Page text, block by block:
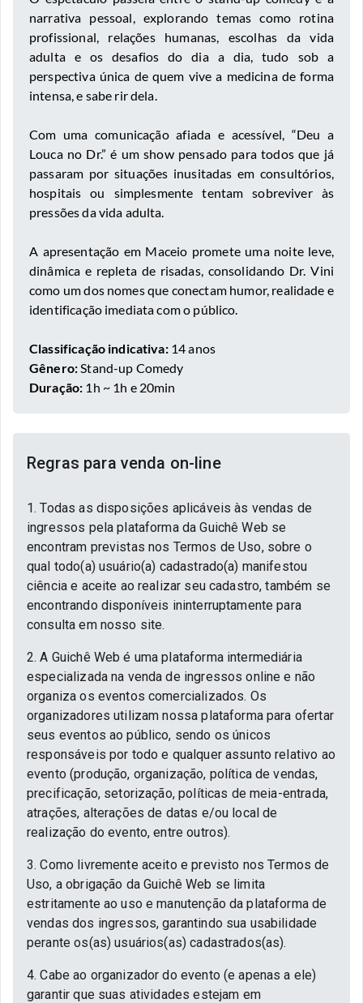
narrativa pessoal, explorando temas como rotina
profissional, relações humanas, escolhas da vida
adulta e os desafios do dia a dia, tudo sob a
perspectiva única de quem vive a medicina de forma
intensa, e sabe rir dela.
Com uma comunicação afiada e acessível, “Deu a
Louca no Dr.” é um show pensado para todos que já
passaram por situações inusitadas em consultórios,
hospitais ou simplesmente tentam sobreviver às
pressões da vida adulta.
A apresentação em Maceio promete uma noite leve,
dinâmica e repleta de risadas, consolidando Dr. Vini
como um dos nomes que conectam humor, realidade e
identificação imediata com o público.
Classificação indicativa: 14 anos
Gênero:Stand-up Comedy
Duração: 1h ~ 1h e 20min
Regras para venda on-line
1. Todas as disposições aplicáveis às vendas de
ingressos pela plataforma da Guichê Web se
encontram previstas nos Termos de Uso, sobre o
qual todo(a) usuário(a) cadastrado(a) manifestou
ciência e aceite ao realizar seu cadastro, também se
encontrando disponíveis ininterruptamente para
consulta em nosso site.
2. A Guichê Web é uma plataforma intermediária
especializada na venda de ingressos online e não
organiza os eventos comercializados. Os
organizadores utilizam nossa plataforma para ofertar
seus eventos ao público, sendo os únicos
responsáveis por todo e qualquer assunto relativo ao
evento (produção, organização, política de vendas,
precificação, setorização, políticas de meia-entrada,
atrações, alterações de datas e/ou local de
realização do evento, entre outros).
3. Como livremente aceito e previsto nos Termos de
Uso, a obrigação da Guichê Web se limita
estritamente ao uso e manutenção da plataforma de
vendas dos ingressos, garantindo sua usabilidade
perante os(as) usuários(as) cadastrados(as).
4. Cabe ao organizador do evento (e apenas a ele)
garantir que suas atividades estejam em